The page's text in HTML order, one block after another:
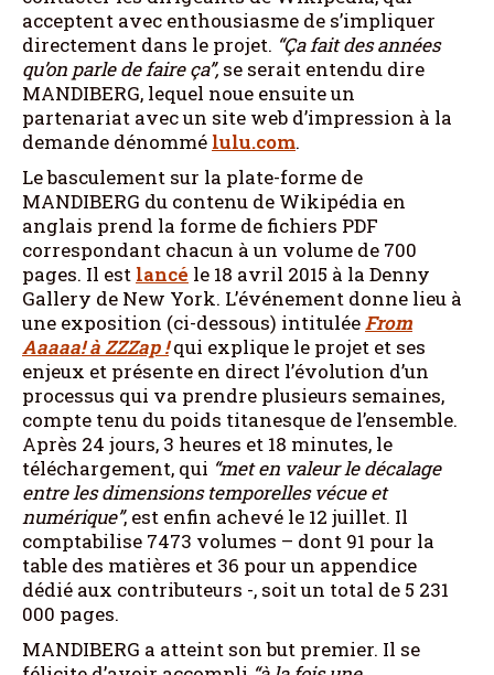
acceptent avec enthousiasme de s’impliquer
directement dans le projet. “Ça fait des années
qu’on parle de faire ça”, se serait entendu dire
MANDIBERG, lequel noue ensuite un
partenariat avec un site web d’impression à la
demande dénommélulu.com.
Le basculement sur la plate-forme de
MANDIBERG du contenu de Wikipédia en
anglais prend la forme de fichiers PDF
correspondant chacun à un volume de 700
pages. Il estlancé le 18 avril 2015 à la Denny
Gallery de New York. L’événement donne lieu à
une exposition (ci-dessous) intituléeFrom
Aaaaa! à ZZZap !qui explique le projet et ses
enjeux et présente en direct l’évolution d’un
processus qui va prendre plusieurs semaines,
compte tenu du poids titanesque de l’ensemble.
Après 24 jours, 3 heures et 18 minutes, le
téléchargement, qui “met en valeur le décalage
entre les dimensions temporelles vécue et
numérique”, est enfin achevé le 12 juillet. Il
comptabilise 7473 volumes – dont 91 pour la
table des matières et 36 pour un appendice
dédié aux contributeurs -, soit un total de 5 231
000 pages.
MANDIBERG a atteint son but premier. Il se